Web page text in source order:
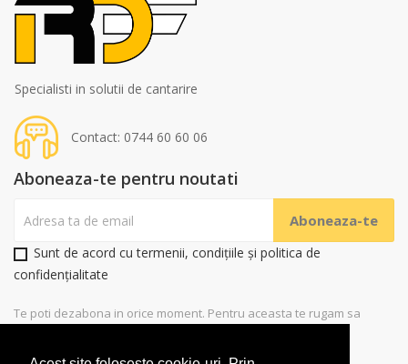
Specialisti in solutii de cantarire
Contact: 0744 60 60 06
Aboneaza-te pentru noutati
Sunt de acord cu termenii, condițiile și politica de
confidențialitate
Te poti dezabona in orice moment. Pentru aceasta te rugam sa